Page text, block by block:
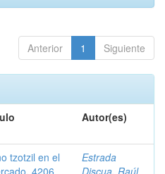
Anterior 1 Siguiente
Autor(es)
tzotzil en el
4206
Estrada
Discua, Raúl